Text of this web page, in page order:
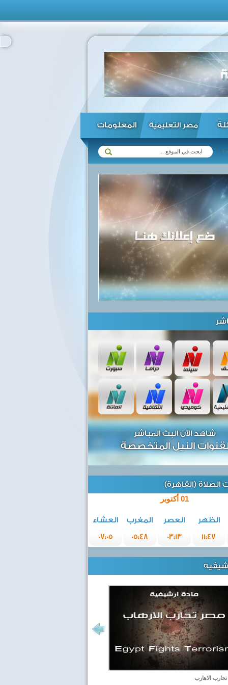
مصر التعليمية المعلومات
شاهد الآن البث المباشر
النيل المتخصصة
الصلاة (القاهرة)
01 أكتوبر
الظهر العصر المغرب
العشاء
11:47
03:13
05:48
07:05
الاهارب